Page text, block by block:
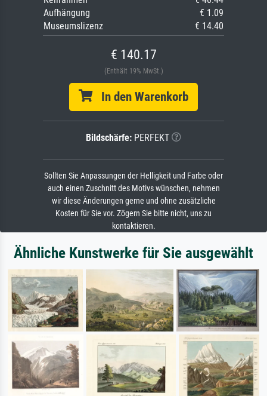
Aufhängung
€ 1.09
Museumslizenz
€ 14.40
€ 140.17
(Enthält 19% MwSt.)
In den Warenkorb
Bildschärfe: PERFEKT
Sollten Sie Anpassungen der Helligkeit und Farbe oder
auch einen Zuschnitt des Motivs wünschen, nehmen
wir diese Änderungen gerne und ohne zusätzliche
Kosten für Sie vor. Zögern Sie bitte nicht, uns zu
kontaktieren.
Ähnliche Kunstwerke für Sie ausgewählt